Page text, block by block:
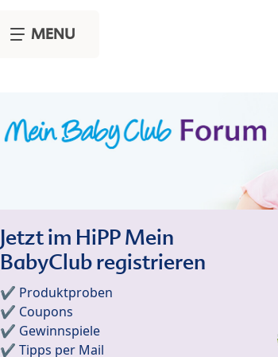
MENU
Jetzt im HiPP Mein
BabyClub registrieren
✔️ Produktproben
✔️ Coupons
✔️ Gewinnspiele
✔️ Tipps per Mail